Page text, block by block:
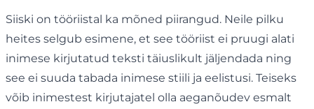
Siiski on tööriistal ka mõned piirangud. Neile pilku
heites selgub esimene, et see tööriist ei pruugi alati
inimese kirjutatud teksti täiuslikult jäljendada ning
see ei suuda tabada inimese stiili ja eelistusi. Teiseks
võib inimestest kirjutajatel olla aeganõudev esmalt